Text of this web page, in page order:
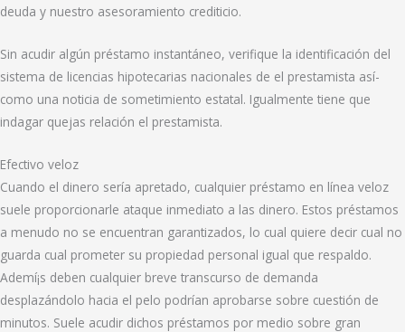
deuda y nuestro asesoramiento crediticio.
Sin acudir algún préstamo instantáneo, verifique la identificación del
sistema de licencias hipotecarias nacionales de el prestamista así­
como una noticia de sometimiento estatal. Igualmente tiene que
indagar quejas relación el prestamista.
Efectivo veloz
Cuando el dinero serí­a apretado, cualquier préstamo en línea veloz
suele proporcionarle ataque inmediato a las dinero. Estos préstamos
a menudo no se encuentran garantizados, lo cual quiere decir cual no
guarda cual prometer su propiedad personal igual que respaldo.
Ademí¡s deben cualquier breve transcurso de demanda
desplazándolo hacia el pelo podrían aprobarse sobre cuestión de
minutos. Suele acudir dichos préstamos por medio sobre gran